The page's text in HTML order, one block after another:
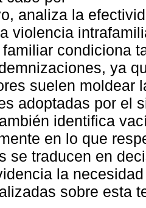
analiza la
violencia
condiciona
ya
suelen moldear
adoptadas por el
identifica
en lo que
se traducen en
la
sobre esta